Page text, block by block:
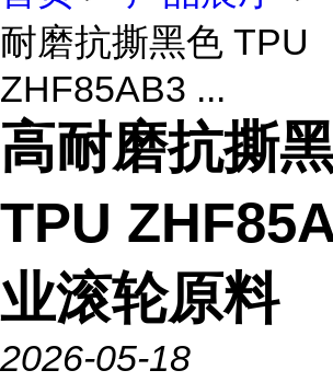
耐磨抗撕黑色 TPU
ZHF85AB3 ...
高耐磨抗撕
TPU
业滚轮原料
2026-05-18